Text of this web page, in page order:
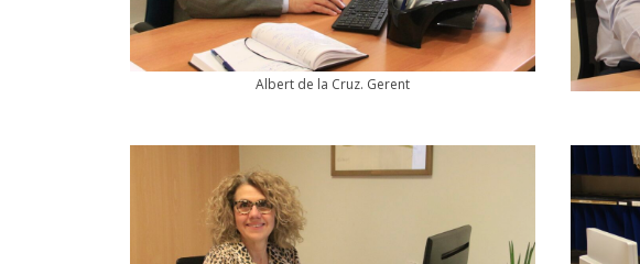
Albert de la Cruz. Gerent